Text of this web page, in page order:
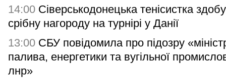
14:00 Сіверськодонецька тенісистка
срібну нагороду на турнірі у Данії
13:00 СБУ повідомила про підозру
палива, енергетики та вугільної
лнр»